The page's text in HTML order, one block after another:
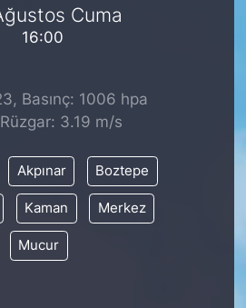
Cuma
16:00
Basınç: 1006 hpa
3.19 m/s
Akpınar Boztepe
Kaman Merkez
Mucur